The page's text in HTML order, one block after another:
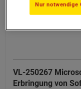
VL-250267
Erbringung von
Nur notwendige